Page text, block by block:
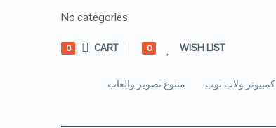
No categories
WISH LIST
0
CART
0
كمبيوتر ولاب توب متنوع تصوير والعاب